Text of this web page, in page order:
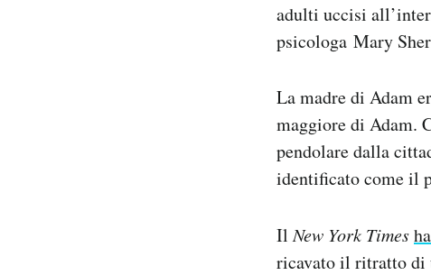
adulti uccisi
psicologa Mary
La madre di Adam
maggiore di Adam.
pendolare dalla
identificato come il
IlNew York Times
ricavato il ritratto di